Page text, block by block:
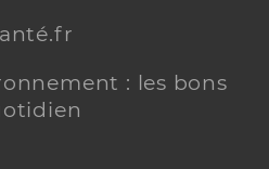
: les bons